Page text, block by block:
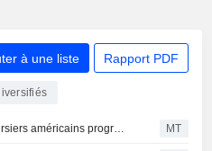
à une liste Rapport PDF
Les indices boursiers américains progressent, les paris sur une pause de la Fed s'accentuent après la baisse inattendue des créations d'emplois non agricoles MT